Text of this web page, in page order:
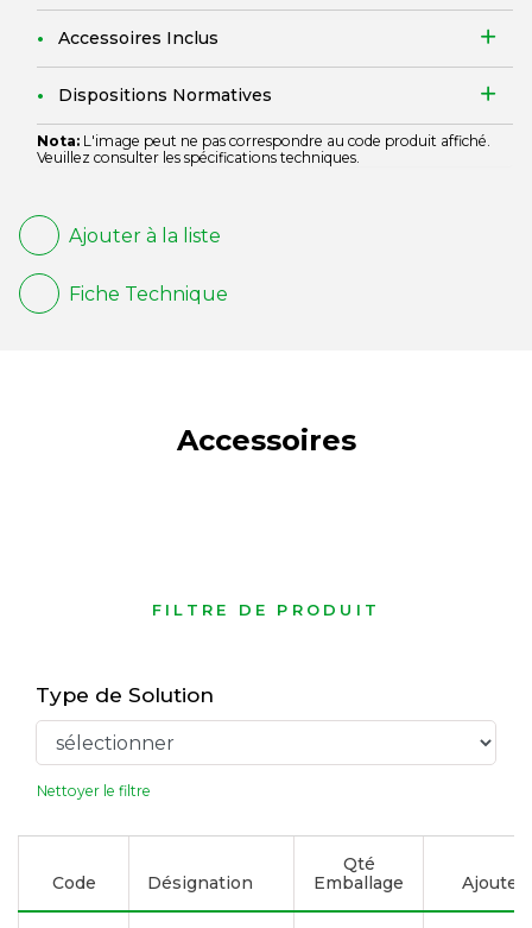
Accessoires Inclus
Dispositions Normatives
Nota: L'image peut ne pas correspondre au code produit affiché.
Veuillez consulter les spécifications techniques.
Ajouter à la liste
Fiche Technique
Accessoires
FILTRE DE PRODUIT
Type de Solution
Nettoyer le filtre
Code Désignation
Qté
Emballage
Ajouter